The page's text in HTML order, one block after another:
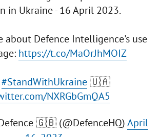
in Ukraine - 16 April 2023.
about Defence Intelligence's use
https://t.co/MaOrJhMOIZ
#StandWithUkraine🇺🇦
NXRGbGmQA5
🇬🇧 (@DefenceHQ)April